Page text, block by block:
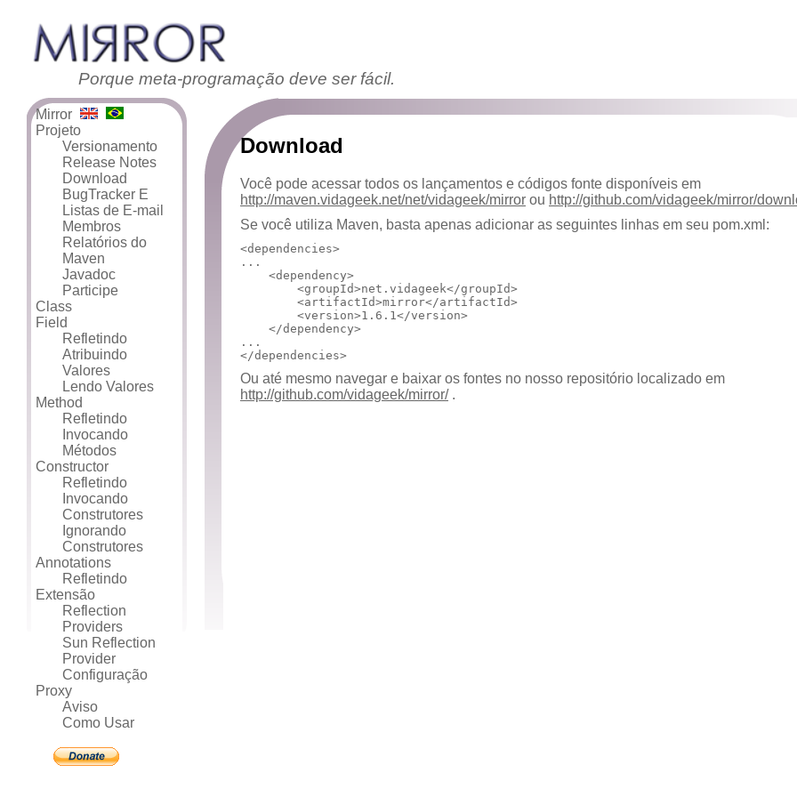
Porque meta-programação deve ser fácil.
Mirror
Projeto
Versionamento
Release Notes
Download
BugTracker E
Listas de E-mail
Membros
Relatórios do
Maven
Javadoc
Participe
Class
Field
Refletindo
Atribuindo
Valores
Lendo Valores
Method
Refletindo
Invocando
Métodos
Constructor
Refletindo
Invocando
Construtores
Ignorando
Construtores
Annotations
Refletindo
Extensão
Reflection
Providers
Sun Reflection
Provider
Configuração
Proxy
Aviso
Como Usar
Download
Você pode acessar todos os lançamentos e códigos fonte disponíveis em
http://maven.vidageek.net/net/vidageek/mirror ou http://github.com/vidageek/mirror/
Se você utiliza Maven, basta apenas adicionar as seguintes linhas em seu pom.xml:
<dependencies>
...
<dependency>
<groupId>net.vidageek</groupId>
<artifactId>mirror</artifactId>
<version>1.6.1 </version>
</dependency>
...
</dependencies>
Ou até mesmo navegar e baixar os fontes no nosso repositório localizado em
http://github.com/vidageek/mirror/.